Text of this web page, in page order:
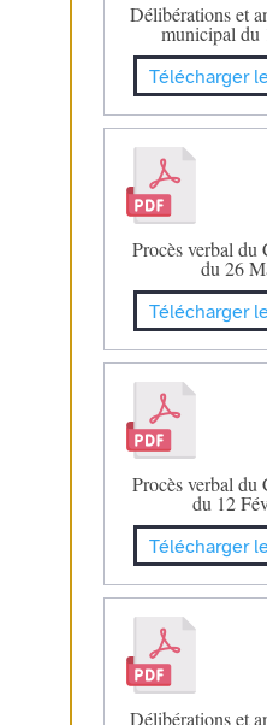
Délibérations et
municipal
Télécharger
Procès verbal
du 26
Télécharger
Procès verbal
du 12
Télécharger
Délibérations et